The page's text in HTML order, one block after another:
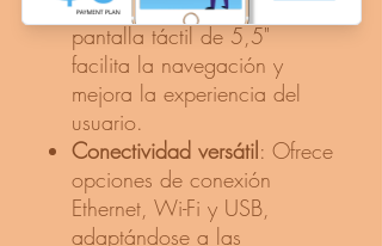
Interfaz intuitiva: Su amplia
pantalla táctil de 5,5"
facilita la navegación y
mejora la experiencia del
usuario. ​
Conectividad versátil: Ofrece
opciones de conexión
Ethernet, Wi-Fi y USB,
adaptándose a las